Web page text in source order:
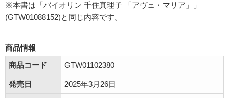
※本書は「バイオリン 千住真理子 「アヴェ・マリア」」
(GTW01088152)と同じ内容です。
商品情報
商品コード
GTW01102380
発売日 2025年3月26日